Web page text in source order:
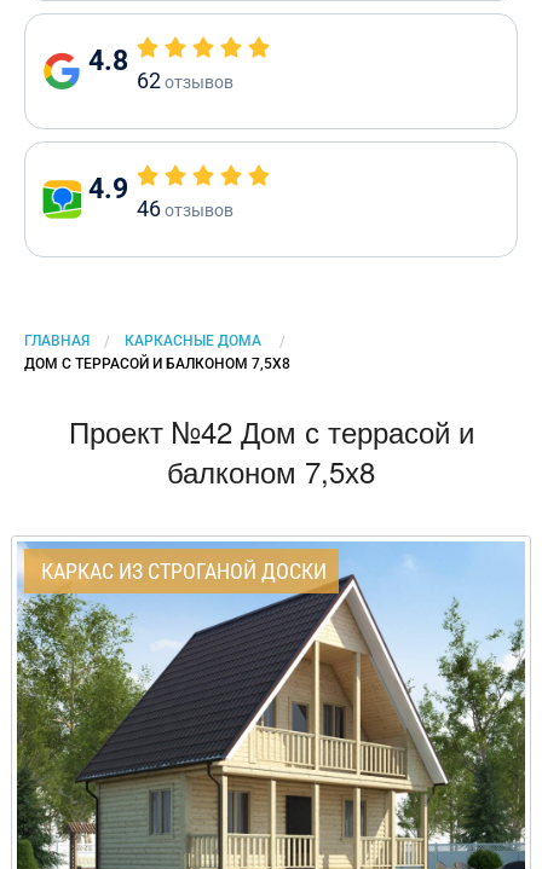
4.8
62отзывов
4.9
46отзывов
ГЛАВНАЯ
КАРКАСНЫЕ ДОМА
CURRENT:
ДОМ С ТЕРРАСОЙ И БАЛКОНОМ 7,5Х8
Проект №42 Дом с террасой и
балконом 7,5х8
КАРКАС ИЗ СТРОГАНОЙ ДОСКИ